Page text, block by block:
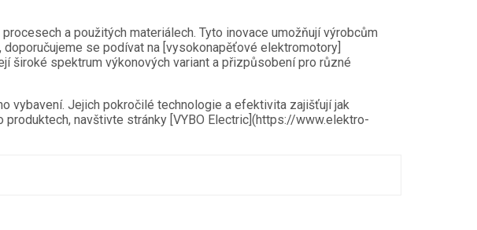
a použitých materiálech. Tyto inovace umožňují výrobcům
se podívat na [vysokonapěťové elektromotory]
spektrum výkonových variant a přizpůsobení pro různé
vybavení. Jejich pokročilé technologie a efektivita zajišťují jak
navštivte stránky [VYBO Electric](https://www.elektro-